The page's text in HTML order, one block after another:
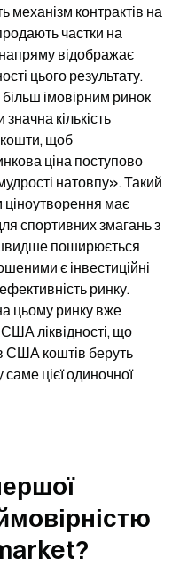
механізм контрактів на
частки на
напряму відображає
цього результату.
імовірним ринок
кількість
кошти, щоб
ціна поступово
натовпу». Такий
має
спортивних змагань з
поширюється
є інвестиційні
ринку.
цьому ринку вже
ліквідності, що
США коштів беруть
цієї одиночної